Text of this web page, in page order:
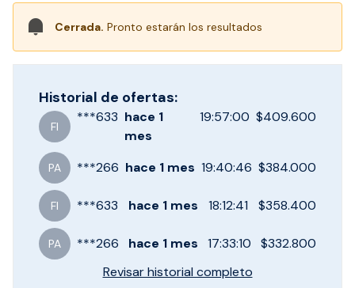
Cerrada. Pronto estarán los resultados
Historial de ofertas:
FI
***633 hace 1
mes
19:57:00 $409.600
PA ***266 hace 1 mes 19:40:46 $384.000
FI ***633 hace 1 mes 18:12:41 $358.400
PA ***266 hace 1 mes 17:33:10
$332.800
Revisar historial completo